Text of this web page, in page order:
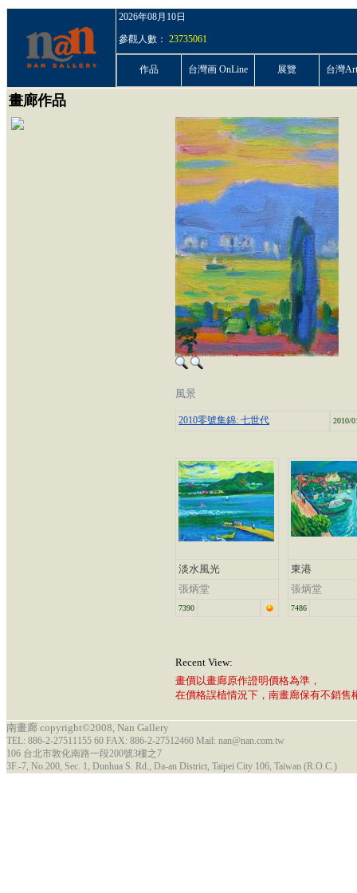
2026年08月10日
參觀人數： 23735061
作品 台灣画 OnLine 展覽 台灣
畫廊作品
風景
2010零號集錦: 七世代 2010/
淡水風光
張炳堂
7390
東港
張炳堂
7486
Recent View:
畫價以畫廊原作證明價格為準，
在價格誤植情況下，南畫廊保有不銷售
南畫廊 copyright©2008, Nan Gallery
TEL: 886-2-27511155 60 FAX: 886-2-27512460 Mail: nan@nan.com.tw
106 台北市敦化南路一段200號3樓之7
3F.-7, No.200, Sec. 1, Dunhua S. Rd., Da-an District, Taipei City 106, Taiwan (R.O.C.)